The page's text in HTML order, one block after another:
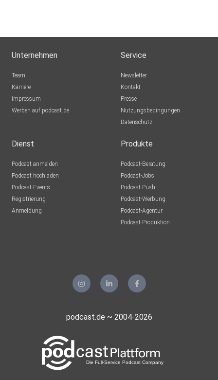
Unternehmen
Team
Karriere
Impressum
Werben auf podcast.de
Service
Newsletter
Kontakt
Presse
Nutzungsbedingungen
Datenschutz
Dienst
Podcast anmelden
Podcast hochladen
Podcast-Events
Registrierung
Anmeldung
Produkte
Podcast-Beratung
Podcast-Jobs
Podcast-Push
Podcast-Werbung
Podcast-Agentur
Podcast-Produktion
podcast.de ~ 2004-2026